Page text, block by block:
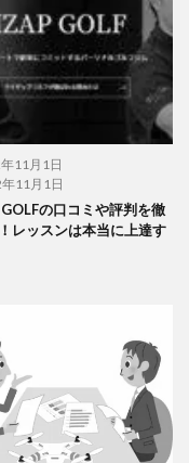
11月1日
11月1日
の口コミや評判を徹
レッスンは本当に上達す